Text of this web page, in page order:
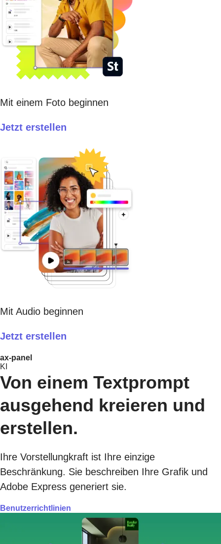
Mit einem Foto beginnen
Jetzt erstellen​
Mit Audio beginnen
Jetzt erstellen​
ax-panel
KI
Von einem Textprompt
ausgehend kreieren und
erstellen.
Ihre Vorstellungkraft ist Ihre einzige
Beschränkung. Sie beschreiben Ihre Grafik und
Adobe Express generiert sie.
Benutzerrichtlinien